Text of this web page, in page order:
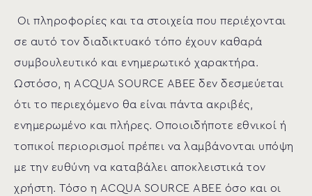
Οι πληροφορίες και τα στοιχεία που περιέχονται
σε αυτό τον διαδικτυακό τόπο έχουν καθαρά
συμβουλευτικό και ενημερωτικό χαρακτήρα.
Ωστόσο, η ACQUA SOURCE ΑΒΕΕ δεν δεσμεύεται
ότι το περιεχόμενο θα είναι πάντα ακριβές,
ενημερωμένο και πλήρες. Οποιοιδήποτε εθνικοί ή
τοπικοί περιορισμοί πρέπει να λαμβάνονται υπόψη
με την ευθύνη να καταβάλει αποκλειστικά τον
χρήστη. Τόσο η ACQUA SOURCE ΑΒΕΕ όσο και οι